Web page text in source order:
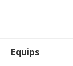
Equips